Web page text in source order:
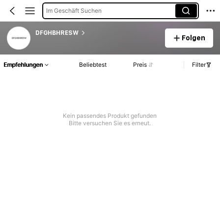
Im Geschäft Suchen
DFGHBHRESW
Folgen
Empfehlungen Beliebtest Preis Filter
Kein passendes Produkt gefunden
Bitte versuchen Sie es erneut.